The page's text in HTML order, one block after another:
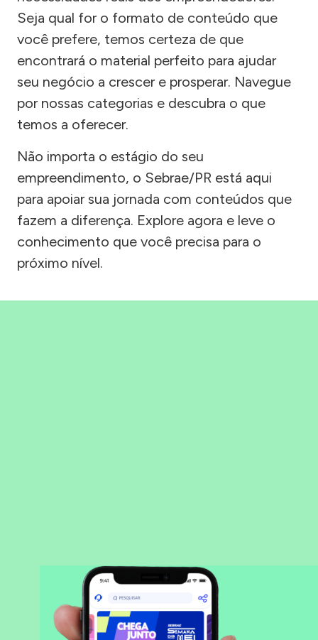
Seja qual for o formato de conteúdo que
você prefere, temos certeza de que
encontrará o material perfeito para ajudar
seu negócio a crescer e prosperar. Navegue
por nossas categorias e descubra o que
temos a oferecer.
Não importa o estágio do seu
empreendimento, o Sebrae/PR está aqui
para apoiar sua jornada com conteúdos que
fazem a diferença. Explore agora e leve o
conhecimento que você precisa para o
próximo nível.